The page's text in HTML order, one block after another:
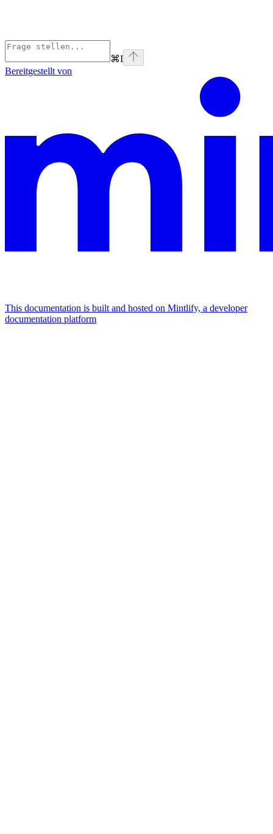
⌘I
Bereitgestellt von
This documentation is built and hosted on Mintlify, a developer
documentation platform